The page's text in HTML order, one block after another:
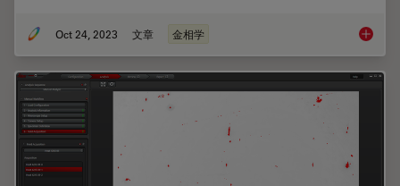
Oct 24, 2023 文章 金相学 工业应